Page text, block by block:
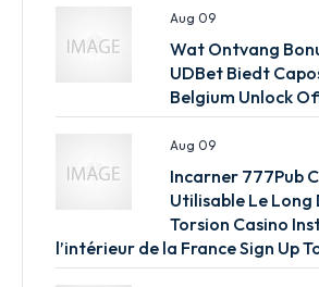
Aug 09
Wat Ontvang
UDBet Biedt
Belgium Unlock
Aug 09
Incarner 777Pub
Utilisable Le Long
Torsion Casino
l’intérieur de la France Sign Up